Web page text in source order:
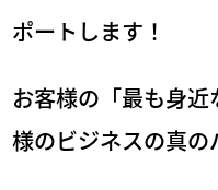
ポートします！
お客様の「最も身近
様のビジネスの真の